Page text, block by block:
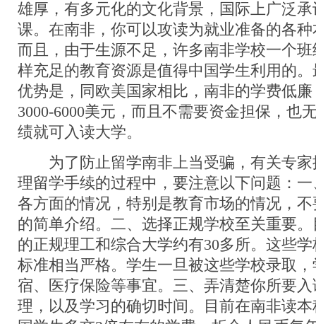
雄厚，有多元化的文化背景，国际上广泛
课。在南非，你可以攻读为就业准备的各
而且，由于生源不足，许多南非学校一个
样充足的教育资源是值得中国学生利用的
优势是，同欧美国家相比，南非的学费低
3000-6000美元，而且不需要资金担保，也
绩就可入读大学。
为了防止留学南非上当受骗，有关专家
理留学手续的过程中，要注意以下问题：
各方面的情况，特别是教育市场的情况，
的简单介绍。二、选择正规学校至关重要
的正规理工和综合大学约有30多所。这些
标准相当严格。学生一旦被这些学校录取
宿、医疗保险等事宜。三、弄清楚你所要
理，以及学习的确切时间。目前在南非读